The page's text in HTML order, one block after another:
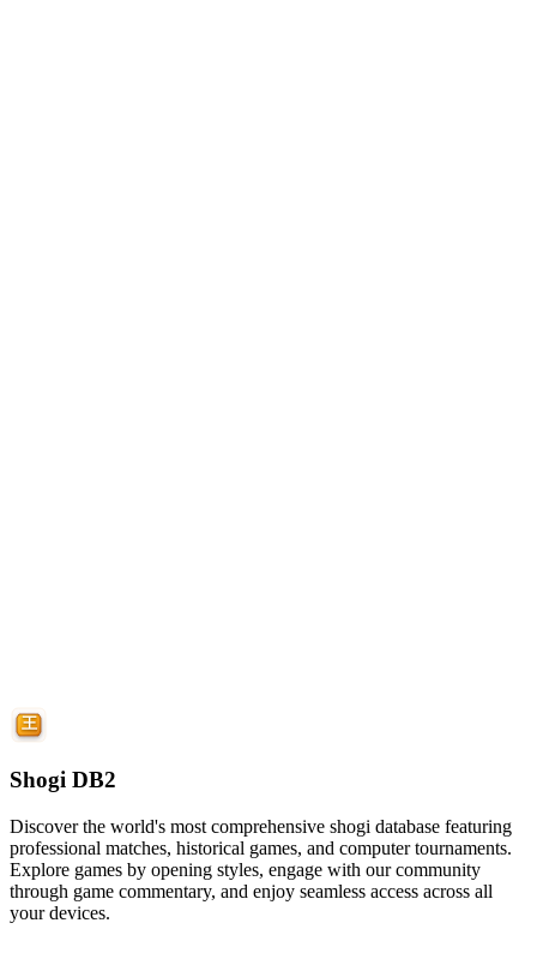
Shogi DB2
Discover the world's most comprehensive shogi database featuring
professional matches, historical games, and computer tournaments.
Explore games by opening styles, engage with our community
through game commentary, and enjoy seamless access across all
your devices.